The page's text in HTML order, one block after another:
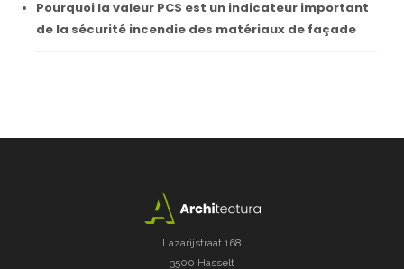
Pourquoi la valeur PCS est un indicateur important
de la sécurité incendie des matériaux de façade
Lazarijstraat 168
3500 Hasselt